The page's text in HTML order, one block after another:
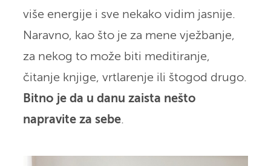
više energije i sve nekako vidim jasnije.
Naravno, kao što je za mene vježbanje,
za nekog to može biti meditiranje,
čitanje knjige, vrtlarenje ili štogod drugo.
Bitno je da u danu zaista nešto
napravite za sebe.